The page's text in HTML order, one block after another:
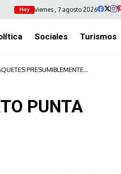
Hoy viernes , 7 agosto 2026
Sociales Turismos
PRESUMIBLEMENTE
PUNTA